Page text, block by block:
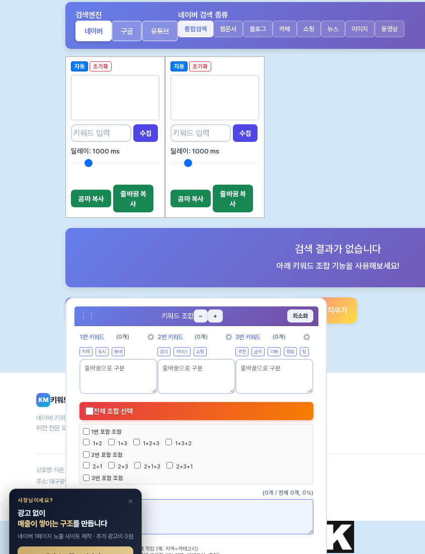
사장님이세요? ×
광고 없이
매출이 쌓이는 구조를 만듭니다
네이버 1페이지 노출 사이트 제작 · 추가 광고비 0원
검색엔진
네이버 구글 유튜브
네이버 검색 종류
통합검색 웹문서 블로그 카페 쇼핑 뉴스 이미지 동영상
자동 초기화
수집
딜레이: 1000 ms
콤마 복사
줄바꿈 복
사
자동 초기화
수집
딜레이: 1000 ms
콤마 복사
줄바꿈 복
사
검색 결과가 없습니다
아래 키워드 조합 기능을 사용해보세요!
키워드 조합 – + 최소화
1번 키워드 (0개)
지역 도시 동네
2번 키워드 (0개)
음식 서비스 쇼핑
3번 키워드 (0개)
추천 순위 리뷰 정보 팁
전체 조합 선택
1번 포함 조합
1+2
1+3 1+2+3
1+3+2
2번 포함 조합
2+1
2+3 2+1+3
2+3+1
3번 포함 조합
3+1
3+2 (0개 / 전체 0개, 0%)
•2개 조합: 빠른 키워드 확장에 적합 (예: 지역+카테고리)
키워드만 복사 전체 엑셀 복사 키워드 지우기
경쟁률 0.1~1 매우 낮음 1~10 낮음 10~100 보통 100~1000 높음 1000+ 매우 높음
KM 키워드마스터
네이버 키워드 검색량 조회, CPC 분석, 블로그 키워드 발굴을
위한 전문 도구
상호명: 티온 | 사업자등록번호: 621-42-00020 | 대표자: 문호영
주소: 대구광역시 달서구 상화로 235 | 통신판매업: 제 2016-대구달서-4286 호
© 2025 KeywordMaster. All rights reserved.